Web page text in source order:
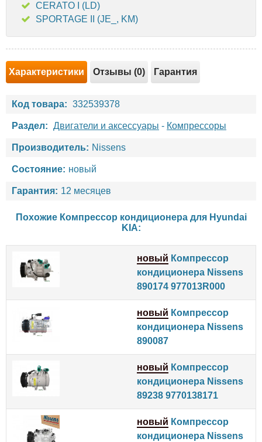
CERATO I (LD)
SPORTAGE II (JE_, KM)
Характеристики Отзывы (0) Гарантия
Код товара: 332539378
Раздел: Двигатели и аксессуары - Компрессоры
Производитель: Nissens
Состояние: новый
Гарантия: 12 месяцев
Похожие Компрессор кондиционера для Hyundai
KIA:
новый Компрессор
кондиционера Nissens
890174 977013R000
новый Компрессор
кондиционера Nissens
890087
новый Компрессор
кондиционера Nissens
89238 9770138171
новый Компрессор
кондиционера Nissens